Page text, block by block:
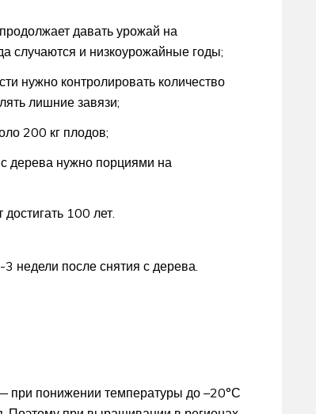
давать урожай на
случаются и низкоурожайные годы;
нужно контролировать количество
лишние завязи;
200 кг плодов;
дерева нужно порциями на
100 лет.
недели после снятия с дерева.
при понижении температуры до –20°С